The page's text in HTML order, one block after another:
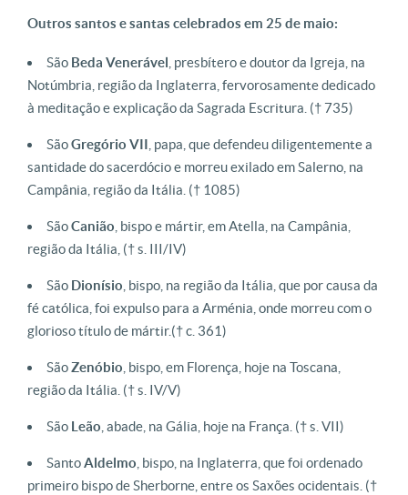
Outros santos e santas celebrados em 25 de maio:
São Beda Venerável , presbítero e doutor da Igreja, na
Notúmbria, região da Inglaterra, fervorosamente dedicado
à meditação e explicação da Sagrada Escritura. († 735)
SãoGregório VII , papa, que defendeu diligentemente a
santidade do sacerdócio e morreu exilado em Salerno, na
Campânia, região da Itália. († 1085)
SãoCanião , bispo e mártir, em Atella, na Campânia,
região da Itália, († s. III/IV)
São Dionísio , bispo, na região da Itália, que por causa da
fé católica, foi expulso para a Arménia, onde morreu com o
glorioso título de mártir.(† c. 361)
SãoZenóbio , bispo, em Florença, hoje na Toscana,
região da Itália. († s. IV/V)
São Leão , abade, na Gália, hoje na França. († s. VII)
SantoAldelmo , bispo, na Inglaterra, que foi ordenado
primeiro bispo de Sherborne, entre os Saxões ocidentais. (†